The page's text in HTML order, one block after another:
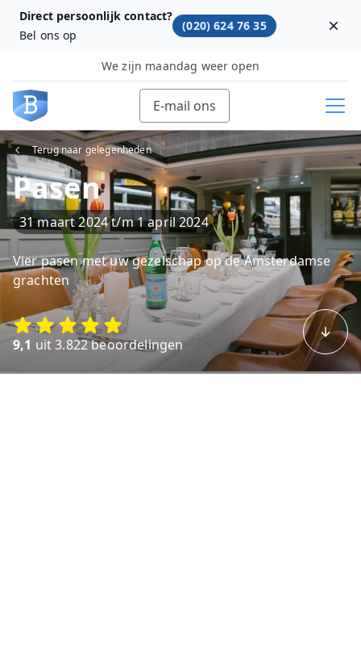
Direct persoonlijk contact?
Bel ons op
(020) 624 76 35
We zijn maandag weer open
E-mail ons
Terug naar gelegenheden
Pasen
31 maart 2024t/m1 april 2024
Vier pasen met uw gezelschap op de Amsterdamse
grachten
9,1 uit 3.822 beoordelingen